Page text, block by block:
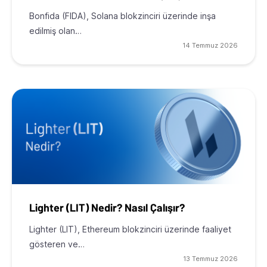
Bonfida (FIDA), Solana blokzinciri üzerinde inşa
edilmiş olan…
14 Temmuz 2026
Lighter (LIT) Nedir? Nasıl Çalışır?
Lighter (LIT), Ethereum blokzinciri üzerinde faaliyet
gösteren ve…
13 Temmuz 2026